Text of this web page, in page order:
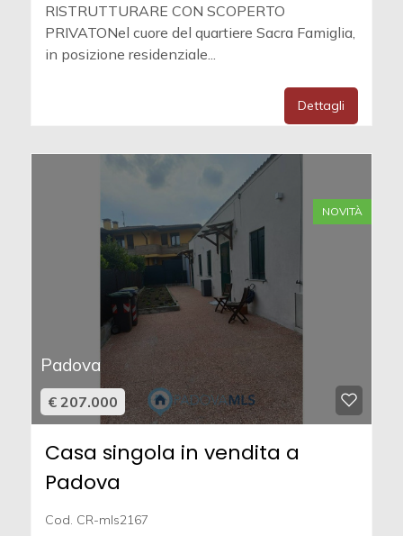
RISTRUTTURARE CON SCOPERTO
PRIVATONel cuore del quartiere Sacra Famiglia,
in posizione residenziale...
Dettagli
NOVITÀ
Padova
€ 207.000
Casa singola in vendita a
Padova
Cod. CR-mls2167